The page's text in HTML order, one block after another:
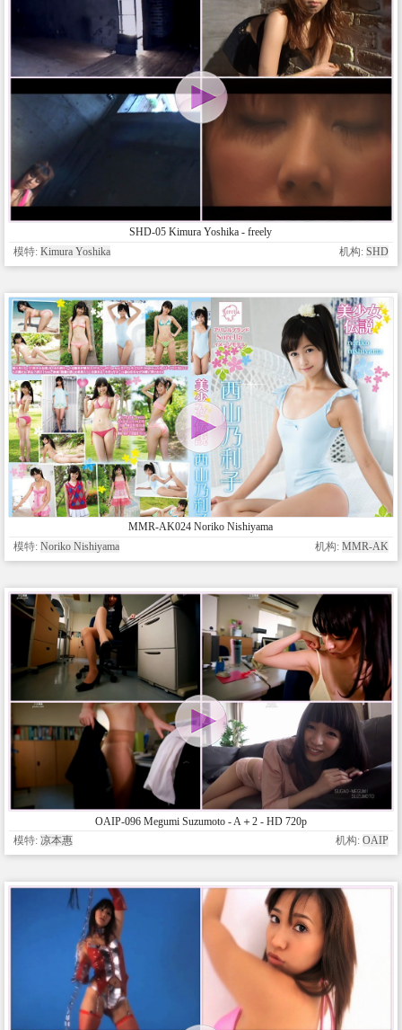
SHD-05 Kimura Yoshika - freely
模特: Kimura Yoshika 机构: SHD
MMR-AK024 Noriko Nishiyama
模特: Noriko Nishiyama 机构: MMR-AK
OAIP-096 Megumi Suzumoto - A＋2 - HD 720p
模特: 凉本惠 机构: OAIP